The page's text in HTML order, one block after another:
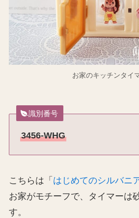
お家のキッチンタイ
識別番号
3456-WHG
こちらは「 はじめてのシルバニ
お家がモチーフで、タイマーは
す。